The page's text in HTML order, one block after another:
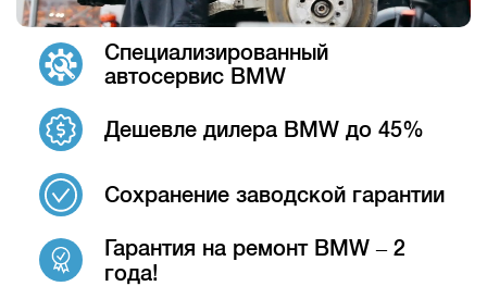
Специализированный
автосервис BMW
Дешевле дилера BMW до 45%
Сохранение заводской гарантии
Гарантия на ремонт BMW – 2
года!